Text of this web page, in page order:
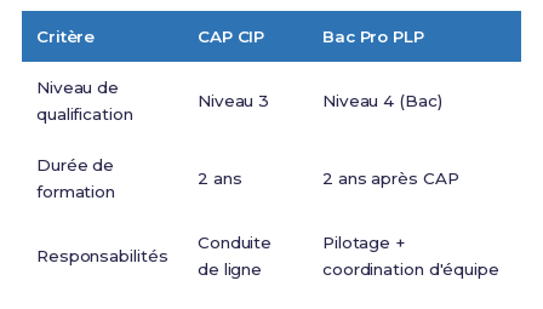
Critère CAP CIP Bac Pro PLP
Niveau de
qualification
Niveau 3 Niveau 4 (Bac)
Durée de
formation
2 ans 2 ans après CAP
Responsabilités
Conduite
de ligne
Pilotage +
coordination d'équipe